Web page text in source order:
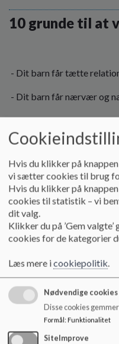
10 grunde til at
- Dit barn får tætte
- Dit barn får nærvær og
Læs mere
Faglighed i
Hvis du klikker på knappen
vi sætter cookies til brug
Hvis du klikker på
cookies til statistik – vi
dit valg.
Klikker du på ’Gem
cookies for de kategorier
Læs mere icookiepolitik.
Nødvendige cookies
Disse cookies
Formål: Funktionalitet
SiteImprove